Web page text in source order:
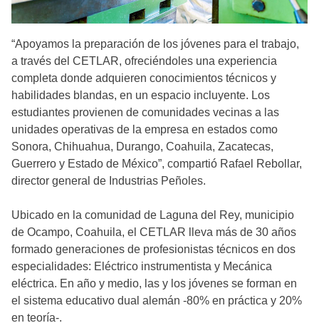
“Apoyamos la preparación de los jóvenes para el trabajo,
a través del CETLAR, ofreciéndoles una experiencia
completa donde adquieren conocimientos técnicos y
habilidades blandas, en un espacio incluyente. Los
estudiantes provienen de comunidades vecinas a las
unidades operativas de la empresa en estados como
Sonora, Chihuahua, Durango, Coahuila, Zacatecas,
Guerrero y Estado de México”, compartió Rafael Rebollar,
director general de Industrias Peñoles.
Ubicado en la comunidad de Laguna del Rey, municipio
de Ocampo, Coahuila, el CETLAR lleva más de 30 años
formado generaciones de profesionistas técnicos en dos
especialidades: Eléctrico instrumentista y Mecánica
eléctrica. En año y medio, las y los jóvenes se forman en
el sistema educativo dual alemán -80% en práctica y 20%
en teoría-.